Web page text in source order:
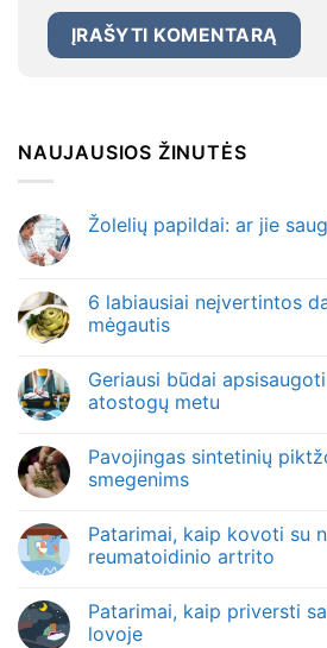
NAUJAUSIOS ŽINUTĖS
Žolelių papildai: ar jie
6 labiausiai neįvertintos
mėgautis
Geriausi būdai
atostogų metu
Pavojingas sintetinių
smegenims
Patarimai, kaip kovoti su
reumatoidinio artrito
Patarimai, kaip priversti
lovoje